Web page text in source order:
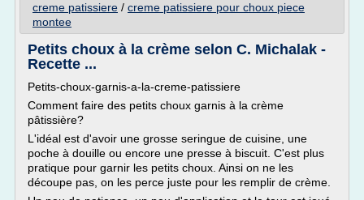
creme patissiere / creme patissiere pour choux piece
montee
Petits choux à la crème selon C. Michalak -
Recette ...
Petits-choux-garnis-a-la-creme-patissiere
Comment faire des petits choux garnis à la crème
pâtissière?
L'idéal est d'avoir une grosse seringue de cuisine, une
poche à douille ou encore une presse à biscuit. C'est plus
pratique pour garnir les petits choux. Ainsi on ne les
découpe pas, on les perce juste pour les remplir de crème.